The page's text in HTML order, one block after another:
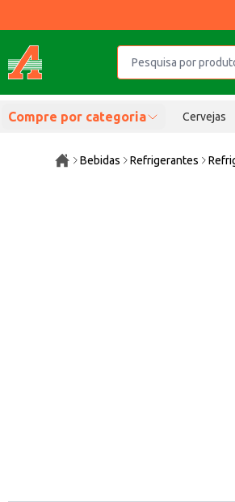
Compre por categoria Cervejas
Bebidas Refrigerantes